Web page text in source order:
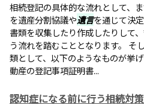
相続登記の具体的な流れとして、
を遺産分割協議や遺言を通じて決
書類を収集したり作成したりして
う流れを踏むこととなります。 そ
類として、以下のようなものが挙
動産の登記事項証明書...
認知症になる前に行う相続対